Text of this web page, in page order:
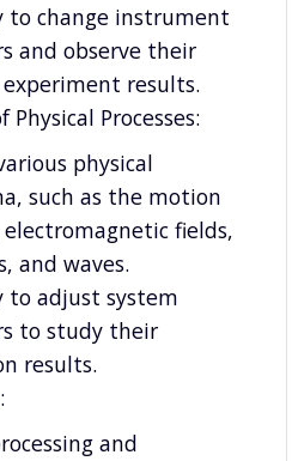
to change instrument
and observe their
results.
Processes:
physical
such as the motion
fields,
and waves.
to adjust system
to study their
results.
and